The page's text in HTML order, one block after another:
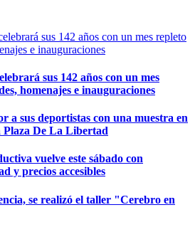
sus 142 años con un mes
homenajes e inauguraciones
a sus deportistas con una muestra en
Plaza De La Libertad
vuelve este sábado con
y precios accesibles
se realizó el taller "Cerebro en